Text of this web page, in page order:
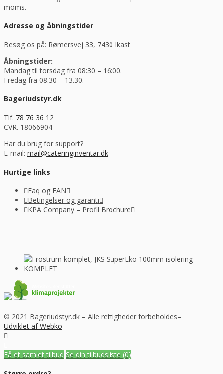
moms.
Adresse og åbningstider
Besøg os på: Rømersvej 33, 7430 Ikast
Åbningstider:
Mandag til torsdag fra 08:30 – 16:00.
Fredag fra 08.30 – 13.30.
Bageriudstyr.dk
Tlf. 78 76 36 12
CVR. 18066904
Har du brug for support?
E-mail: mail@cateringinventar.dk
Hurtige links
Faq og EAN
Betingelser og garanti
KPA Company – Profil Brochure
© 2021 Bageriudstyr.dk – Alle rettigheder forbeholdes–
Udviklet af Webko
Få et samlet tilbud Se din tilbudsliste (0)